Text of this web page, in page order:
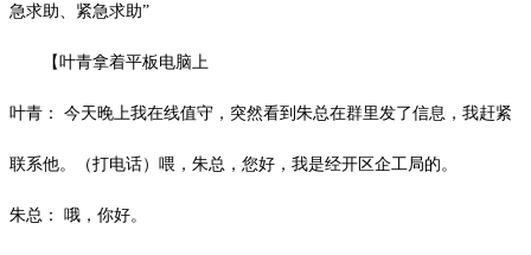
急求助、紧急求助”
【叶青拿着平板电脑上
叶青： 今天晚上我在线值守，突然看到朱总在群里发了信息，我赶紧
联系他。（打电话）喂，朱总，您好，我是经开区企工局的。
朱总： 哦，你好。